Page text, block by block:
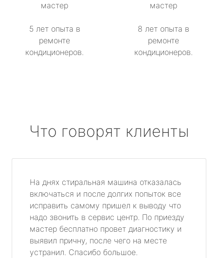
мастер
5 лет опыта в
ремонте
кондиционеров.
мастер
8 лет опыта в
ремонте
кондиционеров.
Что говорят клиенты
На днях стиральная машина отказалась
включаться и после долгих попыток все
исправить самому пришел к выводу что
надо звонить в сервис центр. По приезду
мастер бесплатно провет диагностику и
выявил причну, после чего на месте
устранил. Спасибо большое.